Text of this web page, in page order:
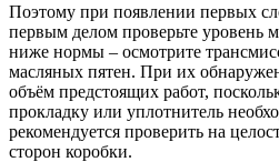
Поэтому при появлении первых
первым делом проверьте уровень
ниже нормы – осмотрите
масляных пятен. При их
объём предстоящих работ,
прокладку или уплотнитель
рекомендуется проверить на
сторон коробки.